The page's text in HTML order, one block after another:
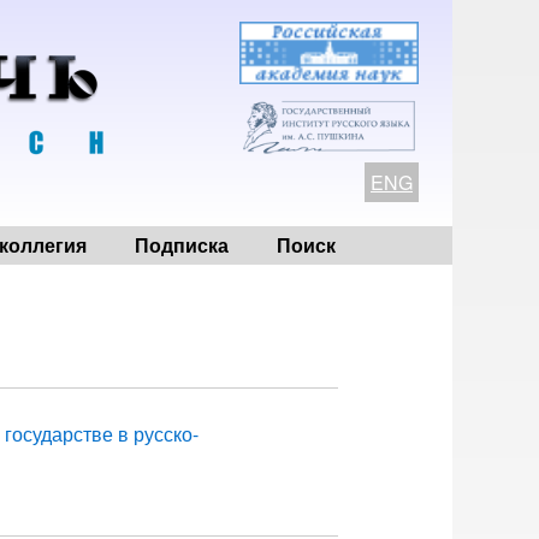
ENG
Подписка Поиск
в русско-